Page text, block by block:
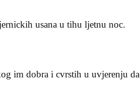
usana u tihu ljetnu noc.
im dobra i cvrstih u uvjerenju da